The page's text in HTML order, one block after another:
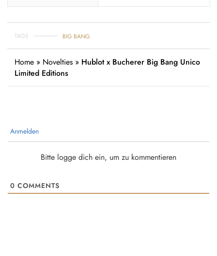
TAGS BIG BANG
Home » Novelties » Hublot x Bucherer Big Bang Unico
Limited Editions
Anmelden
Bitte logge dich ein, um zu kommentieren
0 COMMENTS